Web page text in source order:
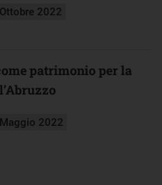
2022
patrimonio per la
2022